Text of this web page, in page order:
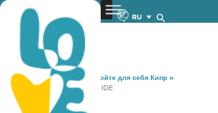
RU
You are here: Home »Откройте для себя Кипр »
Gastronomy
» NAVA SEA SIDE
NAVA SEA SIDE